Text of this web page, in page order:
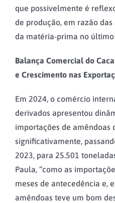
que possivelmente é
de produção, em razão
da matéria-prima no último
Balança Comercial do
e Crescimento nas
Em 2024, o comércio
derivados apresentou
importações de amêndoas
significativamente,
2023, para 25.501
Paula, “como as
meses de antecedência e,
amêndoas teve um bom